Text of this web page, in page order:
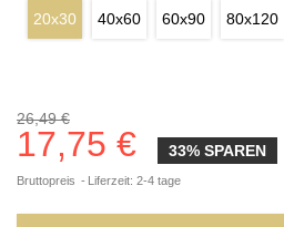
20x30 40x60 60x90 80x120
26,49 €
17,75 € 33% SPAREN
Bruttopreis Liferzeit: 2-4 tage